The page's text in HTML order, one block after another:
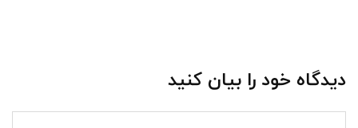
دیدگاه خود را بیان کنید